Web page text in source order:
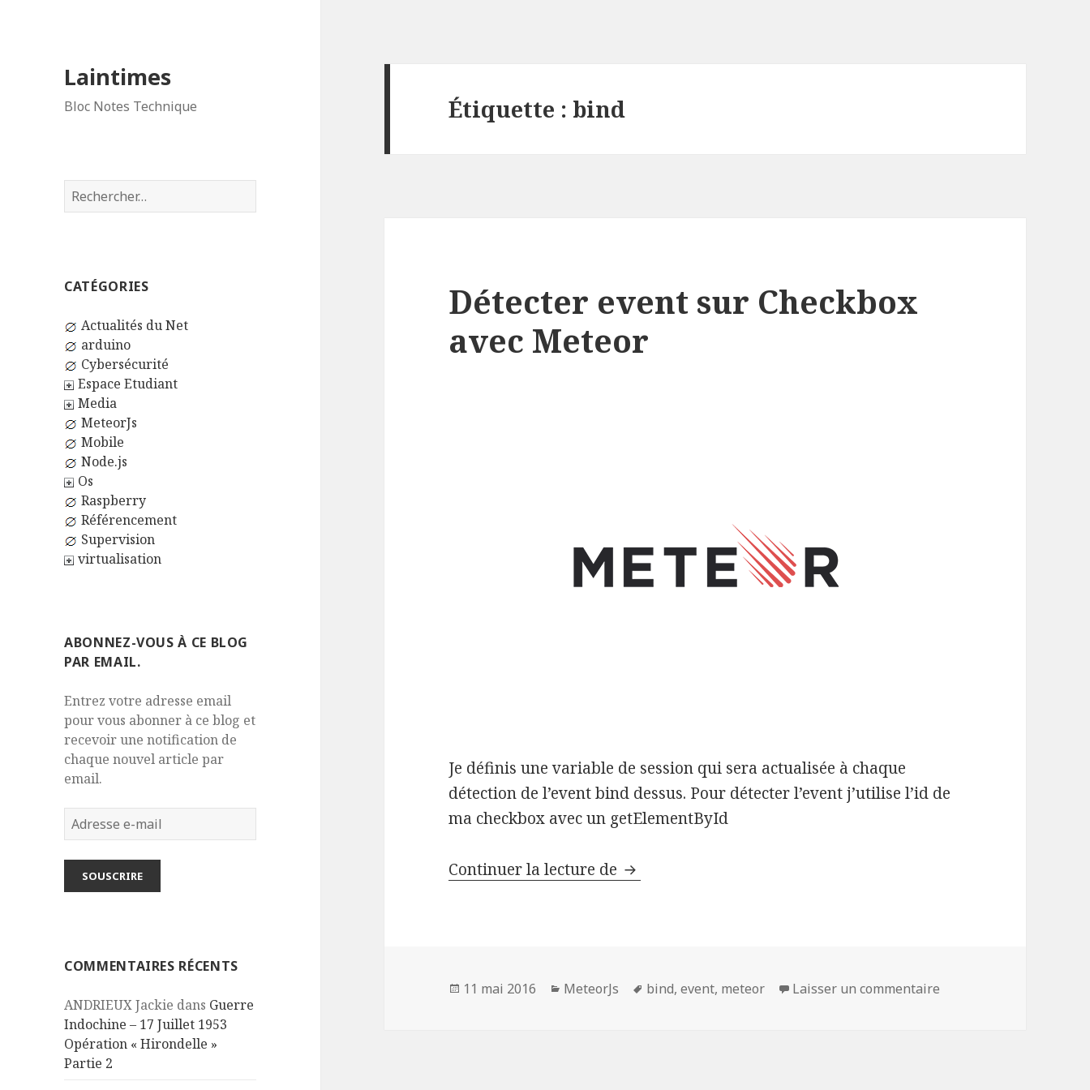
Laintimes
Bloc Notes Technique
Rechercher :
CATÉGORIES
Actualités du Net
arduino
Cybersécurité
Espace Etudiant
Media
MeteorJs
Mobile
Node.js
Os
Raspberry
Référencement
Supervision
virtualisation
ABONNEZ-VOUS À CE BLOG
PAR EMAIL.
Entrez votre adresse email
pour vous abonner à ce blog et
recevoir une notification de
chaque nouvel article par
email.
Adresse
e-
mail
SOUSCRIRE
COMMENTAIRES RÉCENTS
ANDRIEUX Jackie dans Guerre
Indochine – 17 Juillet 1953
Opération « Hirondelle »
Partie 2
Étiquette : bind
Détecter event sur Checkbox
avec Meteor
Je définis une variable de session qui sera actualisée à chaque
détection de l’event bind dessus. Pour détecter l’event j’utilise l’id de
ma checkbox avec un getElementById
Continuer la lecture de Détecter event sur Checkbox avec Meteor
Publié
11 mai 2016 Catégories
MeteorJs
Mots-
bind,event, meteor Laisser un commentaire